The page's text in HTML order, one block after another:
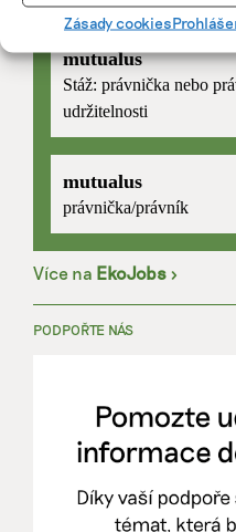
Zásady cookies
mutualus
Stáž: právnička nebo
udržitelnosti
mutualus
právnička/právník
Více na EkoJobs >
PODPOŘTE NÁS